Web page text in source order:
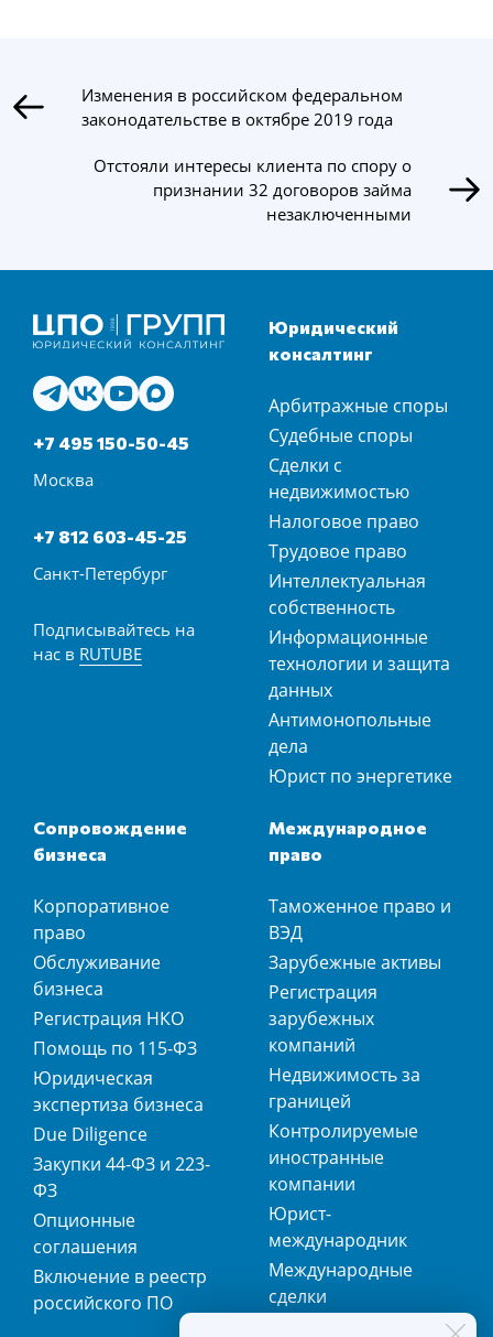
Изменения в российском федеральном
законодательстве в октябре 2019 года
Отстояли интересы клиента по спору о
признании 32 договоров займа
незаключенными
+7 495 150-50-45
Москва
+7 812 603-45-25
Санкт-Петербург
Подписывайтесь на
нас в RUTUBE
Юридический
консалтинг
Арбитражные споры
Судебные споры
Сделки с
недвижимостью
Налоговое право
Трудовое право
Интеллектуальная
собственность
Информационные
технологии и защита
данных
Антимонопольные
дела
Юрист по энергетике
Сопровождение
бизнеса
Корпоративное
право
Обслуживание
бизнеса
Регистрация НКО
Помощь по 115-ФЗ
Юридическая
экспертиза бизнеса
Due Diligence
Закупки 44-ФЗ и 223-
ФЗ
Опционные
соглашения
Включение в реестр
российского ПО
Международное
право
Таможенное право и
ВЭД
Зарубежные активы
Регистрация
зарубежных
компаний
Недвижимость за
границей
Контролируемые
иностранные
компании
Юрист-
международник
Международные
сделки